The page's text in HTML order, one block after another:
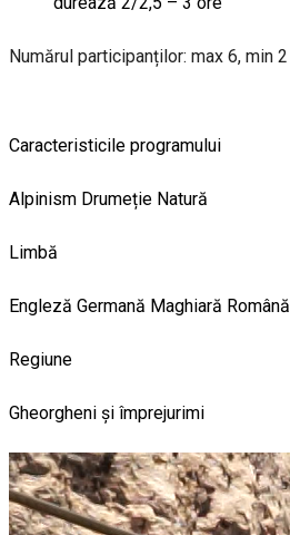
Numărul participanților: max 6, min 2
Caracteristicile programului
Alpinism Drumeție Natură
Limbă
Engleză Germană Maghiară Română
Regiune
Gheorgheni și împrejurimi